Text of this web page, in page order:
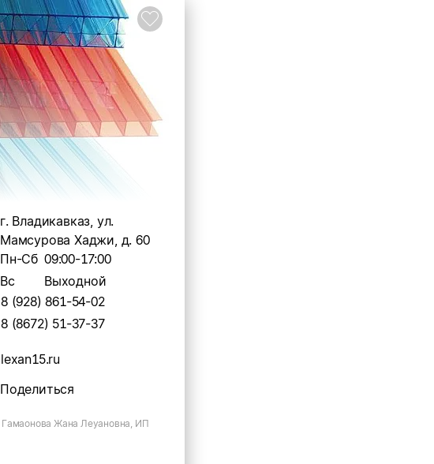
г. Владикавказ, ул.
Мамсурова Хаджи, д. 60
Пн-Сб 09:00-17:00
Вс
Выходной
8 (928) 861-54-02
8 (8672) 51-37-37
lexan15.ru
Поделиться
Гамаонова Жана Леуановна, ИП